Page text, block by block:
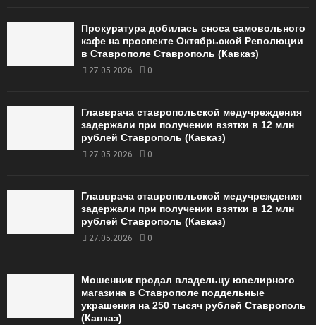
Прокуратура добилась сноса самовольного
кафе на проспекте Октябрьской Революции
в Ставрополе Ставрополь (Кавказ)
27.05.2026 0
Главврача ставропольской медучреждения
задержали при получении взятки в 12 млн
рублей Ставрополь (Кавказ)
27.05.2026 0
Главврача ставропольской медучреждения
задержали при получении взятки в 12 млн
рублей Ставрополь (Кавказ)
27.05.2026 0
Мошенник продал владельцу ювелирного
магазина в Ставрополе поддельные
украшения на 250 тысяч рублей Ставрополь
(Кавказ)